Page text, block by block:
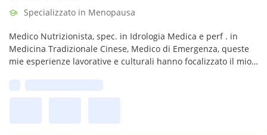
Specializzato in Menopausa
Medico Nutrizionista, spec. in Idrologia Medica e perf . in
Medicina Tradizionale Cinese, Medico di Emergenza, queste
mie esperienze lavorative e culturali hanno focalizzato il mio